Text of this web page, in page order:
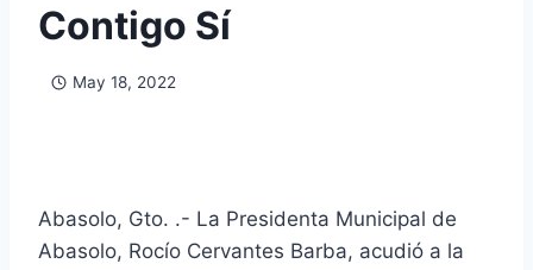
Contigo Sí
May 18, 2022
Abasolo, Gto. .- La Presidenta Municipal de
Abasolo, Rocío Cervantes Barba, acudió a la